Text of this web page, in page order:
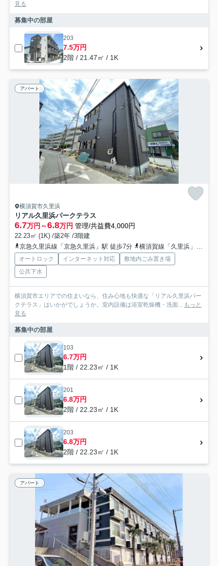
見る
募集中の部屋
203
7.5万円
2階 / 21.47㎡ / 1K
アパート
横須賀市久里浜
リアル久里浜パークテラス
6.7万円～6.8万円 管理/共益費4,000円
22.23㎡ (1K) /築2年 /3階建
京急久里浜線「京急久里浜」駅 徒歩7分
横須賀線「久里浜」駅 徒歩9分
オートロック インターネット対応
敷地内ごみ置き場
公共下水
横須賀市エリアでの住まいなら、住み心地も快適な「リアル久里浜パー
クテラス」はいかがでしょうか。室内設備は浴室乾燥機・洗面... もっと
見る
募集中の部屋
103
6.7万円
1階 / 22.23㎡ / 1K
201
6.8万円
2階 / 22.23㎡ / 1K
203
6.8万円
2階 / 22.23㎡ / 1K
アパート